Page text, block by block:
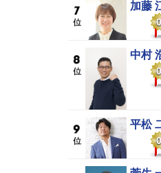
加藤
0
中村
0
平松
0